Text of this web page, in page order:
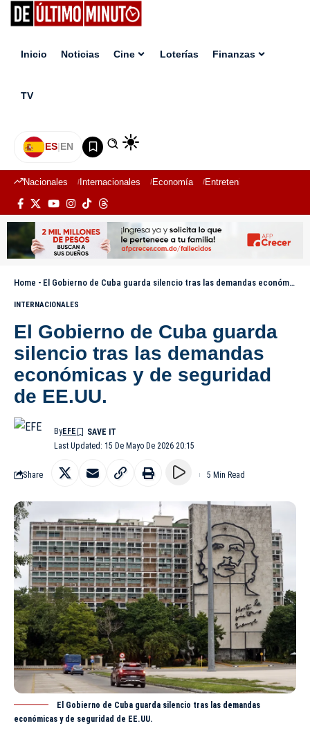
Inicio Noticias Cine Loterías Finanzas
TV
ES|EN
Nacionales Internacionales Economía Entretenimiento
Home - El Gobierno de Cuba guarda silencio tras las demandas económicas y de seguridad de EE.UU.
INTERNACIONALES
El Gobierno de Cuba guarda
silencio tras las demandas
económicas y de seguridad
de EE.UU.
Last Updated: 15 De Mayo De 2026 20:15
ByEFE
Share 5 Min Read
El Gobierno de Cuba guarda silencio tras las demandas
económicas y de seguridad de EE.UU.